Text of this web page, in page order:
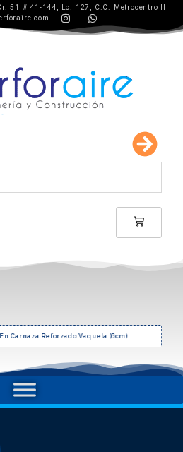
51 # 41-144, Lc. 127, C.C. Metrocentro II
Carnaza Reforzado Vaqueta (6cm)